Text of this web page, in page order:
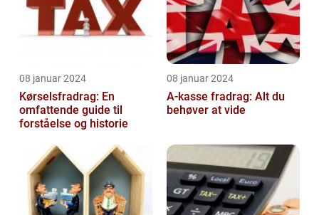
08 januar 2024
Kørselsfradrag: En
omfattende guide til
forståelse og historie
08 januar 2024
A-kasse fradrag: Alt du
behøver at vide